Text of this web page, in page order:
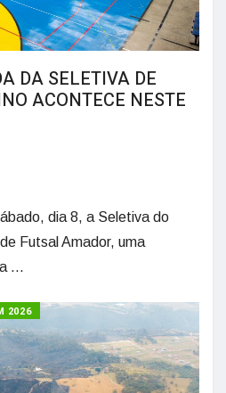
DA SELETIVA DE
ACONTECE NESTE
dia 8, a Seletiva do
Futsal Amador, uma
...
2026